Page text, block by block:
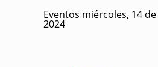
Eventos miércoles, 14
2024